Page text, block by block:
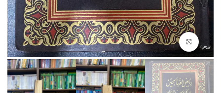
Click to enlarge